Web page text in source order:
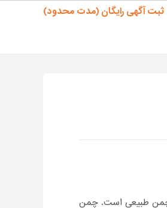
ثبت آگهی رایگان (مدت محدود)
چمن طبیعی است. چمن